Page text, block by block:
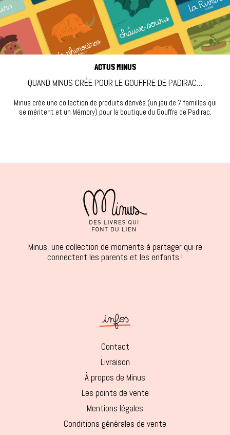
ACTUS MINUS
QUAND MINUS CRÉE POUR LE GOUFFRE DE PADIRAC…
Minus crée une collection de produits dérivés (un jeu de 7 familles qui
se méritent et un Mémory) pour la boutique du Gouffre de Padirac.
Minus, une collection de moments à partager qui re
connectent les parents et les enfants !
Contact
Livraison
À propos de Minus
Les points de vente
Mentions légales
Conditions générales de vente